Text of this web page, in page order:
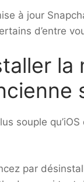
à jour
d’entre
la
souple
par